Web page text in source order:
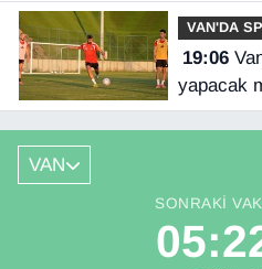
VAN'DA
19:06Van Spor yeni transferler
yapacak
İlhan
VAN
SONRAKI